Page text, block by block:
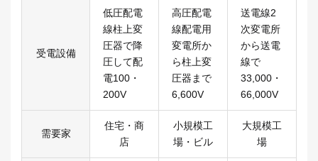
受電設備
低圧配電
線柱上変
圧器で降
圧して配
電100・
200V
高圧配電
線配電用
変電所か
ら柱上変
圧器まで
6,600V
送電線2
次変電所
から送電
線で
33,000・
66,000V
需要家
住宅・商
店
小規模工
場・ビル
大規模工
場